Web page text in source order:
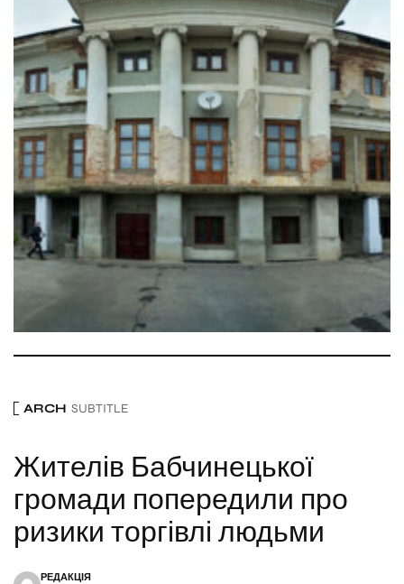
ARCH SUBTITLE
Жителів Бабчинецької
громади попередили про
ризики торгівлі людьми
РЕДАКЦІЯ